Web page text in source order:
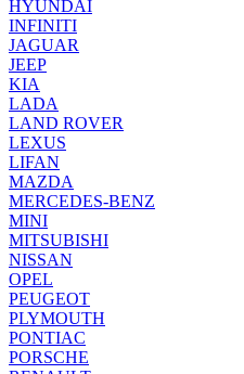
HYUNDAI
INFINITI
JAGUAR
JEEP
KIA
LADA
LAND ROVER
LEXUS
LIFAN
MAZDA
MERCEDES-BENZ
MINI
MITSUBISHI
NISSAN
OPEL
PEUGEOT
PLYMOUTH
PONTIAC
PORSCHE